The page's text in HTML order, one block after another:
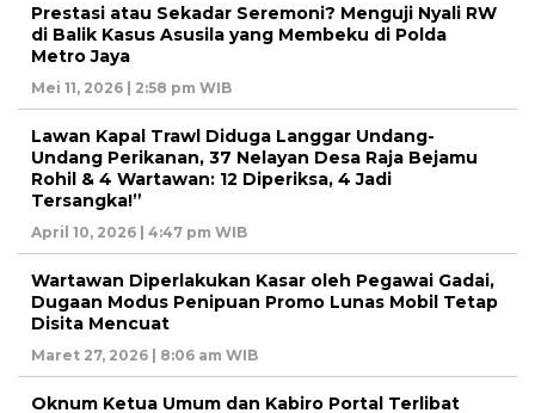
Prestasi atau Sekadar Seremoni? Menguji Nyali RW
di Balik Kasus Asusila yang Membeku di Polda
Metro Jaya
Mei 11, 2026 | 2:58 pm WIB
Lawan Kapal Trawl Diduga Langgar Undang-
Undang Perikanan, 37 Nelayan Desa Raja Bejamu
Rohil & 4 Wartawan: 12 Diperiksa, 4 Jadi
Tersangka!”
April 10, 2026 | 4:47 pm WIB
Wartawan Diperlakukan Kasar oleh Pegawai Gadai,
Dugaan Modus Penipuan Promo Lunas Mobil Tetap
Disita Mencuat
Maret 27, 2026 | 8:06 am WIB
Oknum Ketua Umum dan Kabiro Portal Terlibat